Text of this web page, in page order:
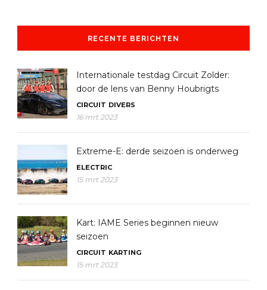
RECENTE BERICHTEN
Internationale testdag Circuit Zolder:
door de lens van Benny Houbrigts
CIRCUIT DIVERS
16 mrt 2023
Extreme-E: derde seizoen is onderweg
ELECTRIC
15 mrt 2023
Kart: IAME Series beginnen nieuw
seizoen
CIRCUIT KARTING
15 mrt 2023